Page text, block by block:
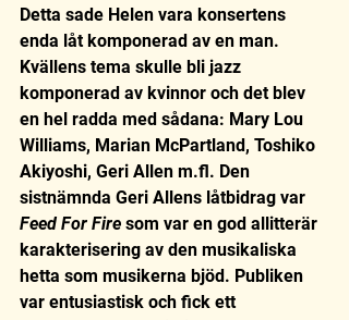
Detta sade Helen vara konsertens
enda låt komponerad av en man.
Kvällens tema skulle bli jazz
komponerad av kvinnor och det blev
en hel radda med sådana: Mary Lou
Williams, Marian McPartland, Toshiko
Akiyoshi, Geri Allen m.fl. Den
sistnämnda Geri Allens låtbidrag var
Feed For Fire som var en god allitterär
karakterisering av den musikaliska
hetta som musikerna bjöd. Publiken
var entusiastisk och fick ett